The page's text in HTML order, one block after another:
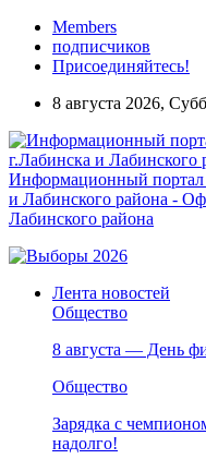
Members
подписчиков
Присоединяйтесь!
8 августа 2026,
Информационный
и Лабинского района -
Лабинского района
Лента новостей
Общество
8 августа — День
Общество
Зарядка с
надолго!